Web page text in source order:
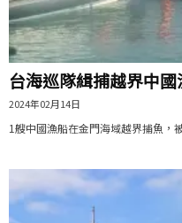
台海巡隊緝捕越界中
2024年02月14日
1艘中國漁船在金門海域越界捕魚，